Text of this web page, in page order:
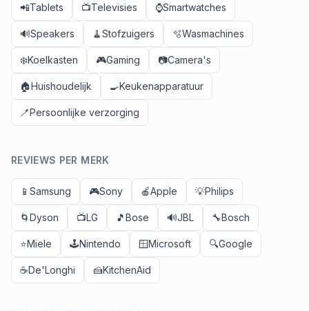
📲Tablets 📺Televisies ⌚Smartwatches
🔊Speakers 🧹Stofzuigers 🫧Wasmachines
❄️Koelkasten 🎮Gaming 📷Camera's
🏠Huishoudelijk 🍳Keukenapparatuur
🪥Persoonlijke verzorging
REVIEWS PER MERK
📱 Samsung 🎮Sony 🍎Apple 💡Philips
🌀Dyson 📺LG 🎵Bose 🔊JBL 🔧Bosch
⭐Miele 🕹️Nintendo 🪟Microsoft 🔍Google
☕De'Longhi 🍰KitchenAid